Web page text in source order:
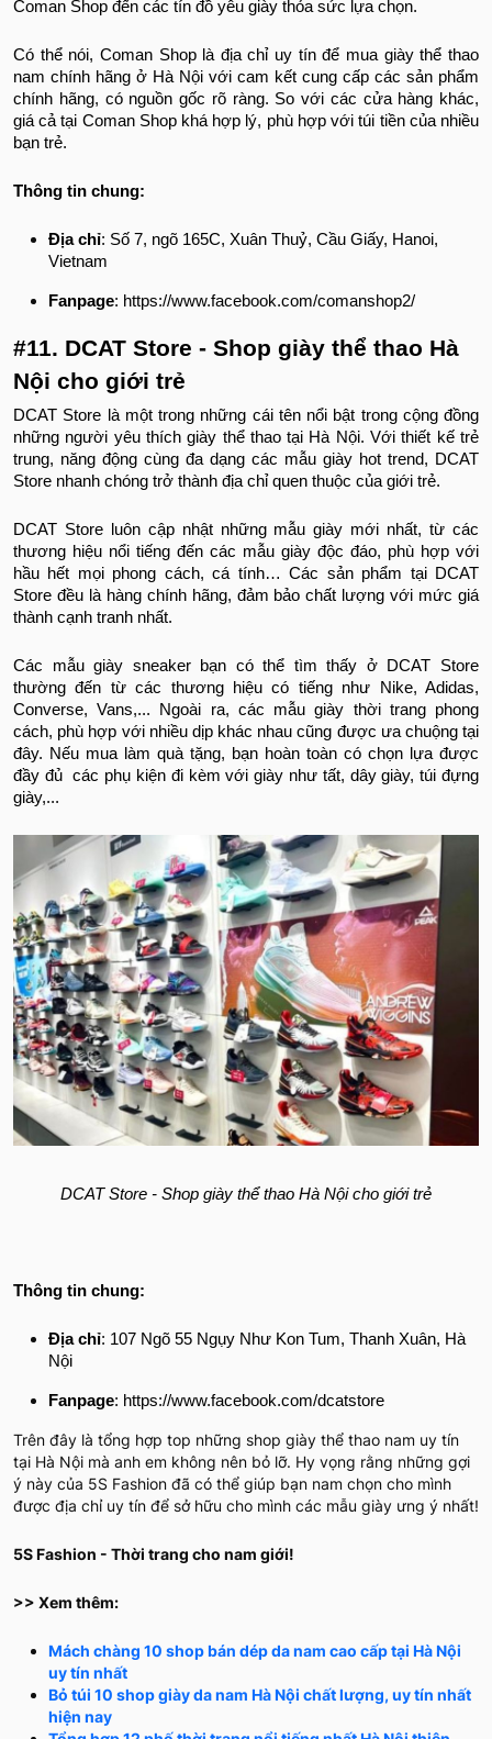
Coman Shop đến các tín đồ yêu giày thỏa sức lựa chọn.
Có thể nói, Coman Shop là địa chỉ uy tín để mua giày thể thao
nam chính hãng ở Hà Nội với cam kết cung cấp các sản phẩm
chính hãng, có nguồn gốc rõ ràng. So với các cửa hàng khác,
giá cả tại Coman Shop khá hợp lý, phù hợp với túi tiền của nhiều
bạn trẻ.
Thông tin chung:
Địa chỉ: Số 7, ngõ 165C, Xuân Thuỷ, Cầu Giấy, Hanoi,
Vietnam
Fanpage: https://www.facebook.com/comanshop2/
#11. DCAT Store - Shop giày thể thao Hà
Nội cho giới trẻ
DCAT Store là một trong những cái tên nổi bật trong cộng đồng
những người yêu thích giày thể thao tại Hà Nội. Với thiết kế trẻ
trung, năng động cùng đa dạng các mẫu giày hot trend, DCAT
Store nhanh chóng trở thành địa chỉ quen thuộc của giới trẻ.
DCAT Store luôn cập nhật những mẫu giày mới nhất, từ các
thương hiệu nổi tiếng đến các mẫu giày độc đáo, phù hợp với
hầu hết mọi phong cách, cá tính… Các sản phẩm tại DCAT
Store đều là hàng chính hãng, đảm bảo chất lượng với mức giá
thành cạnh tranh nhất.
Các mẫu giày sneaker bạn có thể tìm thấy ở DCAT Store
thường đến từ các thương hiệu có tiếng như Nike, Adidas,
Converse, Vans,... Ngoài ra, các mẫu giày thời trang phong
cách, phù hợp với nhiều dịp khác nhau cũng được ưa chuộng tại
đây. Nếu mua làm quà tặng, bạn hoàn toàn có chọn lựa được
đầy đủ các phụ kiện đi kèm với giày như tất, dây giày, túi đựng
giày,...
DCAT Store - Shop giày thể thao Hà Nội cho giới trẻ
Thông tin chung:
Địa chỉ: 107 Ngõ 55 Ngụy Như Kon Tum, Thanh Xuân, Hà
Nội
Fanpage: https://www.facebook.com/dcatstore
Trên đây là tổng hợp top những shop giày thể thao nam uy tín
tại Hà Nội mà anh em không nên bỏ lỡ. Hy vọng rằng những gợi
ý này của 5S Fashion đã có thể giúp bạn nam chọn cho mình
được địa chỉ uy tín để sở hữu cho mình các mẫu giày ưng ý nhất!
5S Fashion - Thời trang cho nam giới!
>> Xem thêm:
Mách chàng 10 shop bán dép da nam cao cấp tại Hà Nội
uy tín nhất
Bỏ túi 10 shop giày da nam Hà Nội chất lượng, uy tín nhất
hiện nay